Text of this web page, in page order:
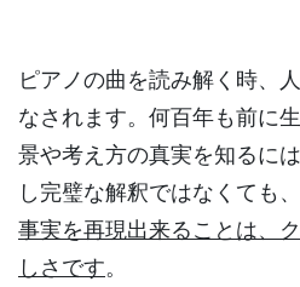
ピアノの曲を読み解く時、
なされます。何百年も前に
景や考え方の真実を知るに
し完璧な解釈ではなくても、
事実を再現出来ることは、
しさです。